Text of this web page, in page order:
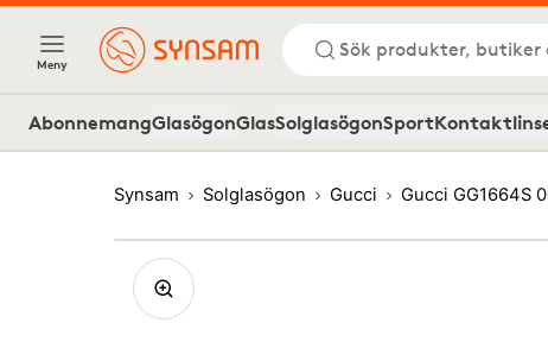
Meny
Sök produkter, butiker
AbonnemangGlasögonGlasSolglasögonSport
Synsam Solglasögon Gucci Gucci GG1664S